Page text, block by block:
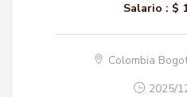
Salario : $
Colombia
2025/